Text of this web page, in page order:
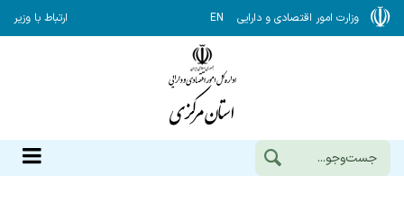
وزارت امور اقتصادی و دارایی EN ارتباط با وزیر